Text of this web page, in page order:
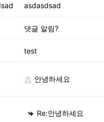
asdasdsad
댓글 알림?
test
안녕하세요
Re:안녕하세요